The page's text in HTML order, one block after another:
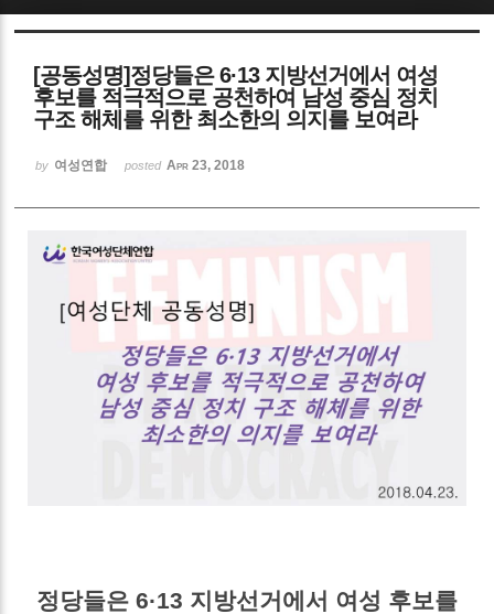
[공동성명]정당들은 6·13 지방선거에서 여성
후보를 적극적으로 공천하여 남성 중심 정치
구조 해체를 위한 최소한의 의지를 보여라
by 여성연합 posted Apr 23, 2018
정당들은 6·13 지방선거에서 여성 후보를
Sketchbook5, 스케치북5
Sketchbook5, 스케치북5